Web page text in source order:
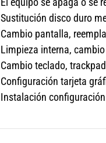
Sustitución disco duro
Cambio pantalla,
Limpieza interna,
Cambio teclado,
Configuración tarjeta
Instalación